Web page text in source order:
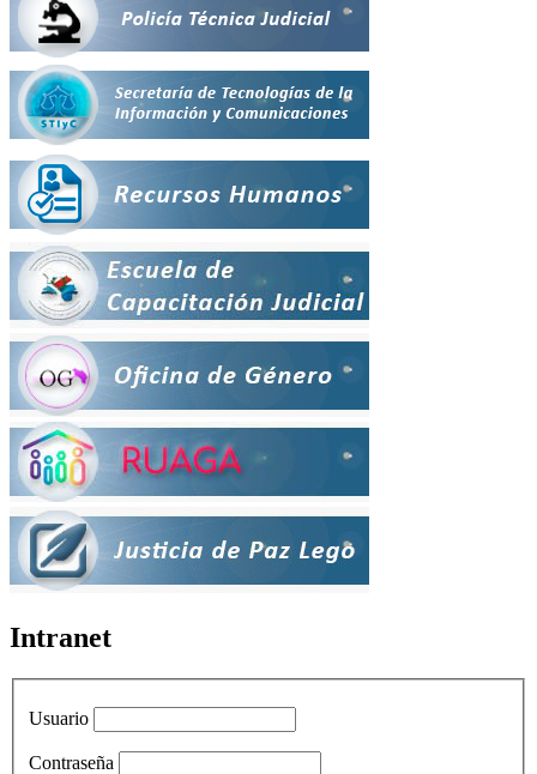
Intranet
Usuario
Contraseña